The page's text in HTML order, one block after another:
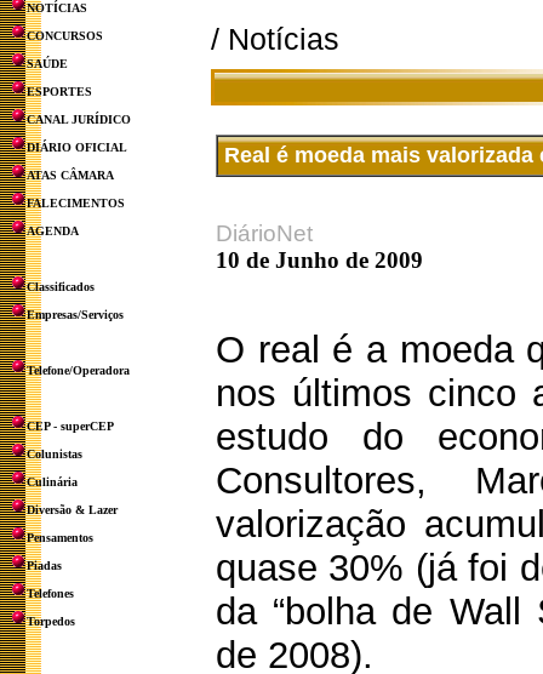
NOTÍCIAS
CONCURSOS
SAÚDE
ESPORTES
CANAL JURÍDICO
DIÁRIO OFICIAL
ATAS CÂMARA
FALECIMENTOS
AGENDA
Classificados
Empresas/Serviços
Telefone/Operadora
CEP - superCEP
Colunistas
Culinária
Diversão & Lazer
Pensamentos
Piadas
Telefones
Torpedos
/ Notícias
Real é moeda mais valorizada
DiárioNet
10 de Junho de 2009
O real é a moeda
nos últimos cinco
estudo do
Consultores,
valorização
quase 30% (já foi
da “bolha de Wall
de 2008).